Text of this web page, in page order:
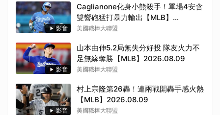
影音
Caglianone化身小熊殺手！單場4安含
雙響砲猛打暴力輸出【MLB】
2026.08.09
美國職棒大聯盟
影音
山本由伸5.2局無失分好投 隊友火力不
足無緣奪勝【MLB】2026.08.09
美國職棒大聯盟
影音
村上宗隆第26轟！連兩戰開轟手感火熱
【MLB】2026.08.09
美國職棒大聯盟